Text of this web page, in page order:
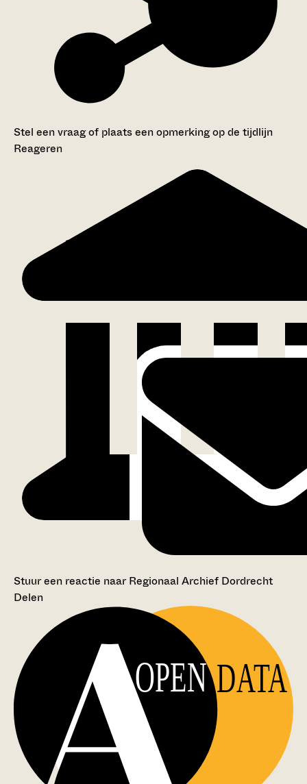
Stel een vraag of plaats een opmerking op de tijdlijn
Reageren
Stuur een reactie naar Regionaal Archief Dordrecht
Delen
OPEN DATA